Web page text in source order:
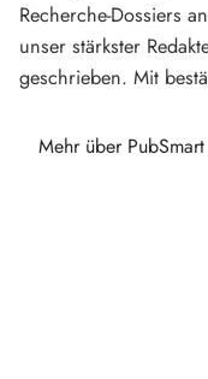
Recherche-Dossiers
unser stärkster
geschrieben. Mit
Mehr über